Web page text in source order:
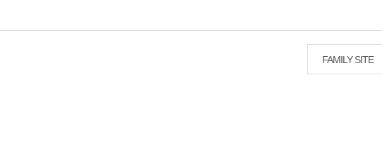
FAMILY SITE